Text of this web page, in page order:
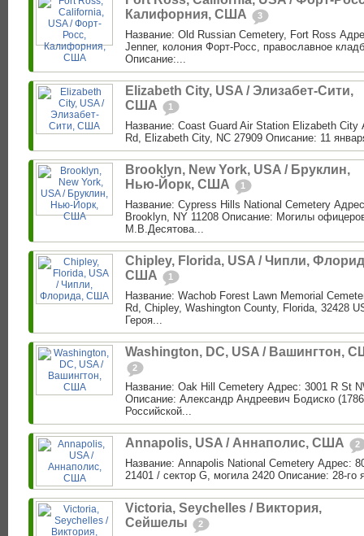
Калифорния, США
3
Название: Old Russian Cemetery, Fort Ross
Jenner, колония Форт-Росс, православное
Описание:...
Elizabeth City, USA / Элизабет-Сити,
США
1
Название: Coast Guard Air Station Elizabeth
Rd, Elizabeth City, NC 27909 Описание: 11
Brooklyn, New York, USA / Бруклин,
Нью-Йорк, США
1
Название: Cypress Hills National Cemetery
Brooklyn, NY 11208 Описание: Могилы
М.В.Десятова...
Chipley, Florida, USA / Чипли,
США
1
Название: Wachob Forest Lawn Memorial
Rd, Chipley, Washington County, Florida, 32428
Героя...
Washington, DC, USA / Вашингтон,
2
Название: Oak Hill Cemetery Адрес: 3001 R St
Описание: Александр Андреевич Бодиско
Российской...
Annapolis, USA / Аннаполис, США 2
Название: Annapolis National Cemetery Адрес:
21401 / сектор G, могила 2420 Описание: 28-
Victoria, Seychelles / Виктория,
Сейшелы
2